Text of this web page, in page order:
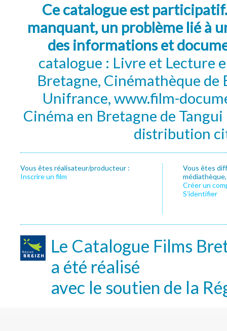
Ce catalogue est
manquant, un problème lié à
des informations et
catalogue : Livre et Lecture
Bretagne, Cinémathèque de
Unifrance, www.film-
Cinéma en Bretagne de
distribution
Vous êtes réalisateur/producteur :
Inscrire un film
Vous êtes
Créer un
S’identifier
Le Catalogue Films
a été réalisé
avec le soutien de la